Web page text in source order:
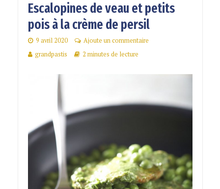
Escalopines de veau et petits
pois à la crème de persil
9 avril 2020
Ajoute un commentaire
grandpastis
2 minutes de lecture